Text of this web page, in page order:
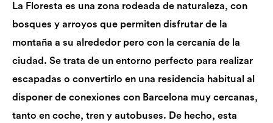
La Floresta es una zona rodeada de naturaleza, con
bosques y arroyos que permiten disfrutar de la
montaña a su alrededor pero con la cercanía de la
ciudad. Se trata de un entorno perfecto para realizar
escapadas o convertirlo en una residencia habitual al
disponer de conexiones con Barcelona muy cercanas,
tanto en coche, tren y autobuses. De hecho, esta